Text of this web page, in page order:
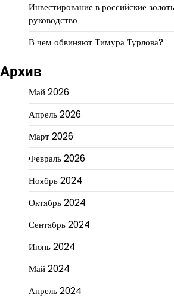
Инвестирование в российские
руководство
В чем обвиняют Тимура Турлова?
Архив
Май 2026
Апрель 2026
Март 2026
Февраль 2026
Ноябрь 2024
Октябрь 2024
Сентябрь 2024
Июнь 2024
Май 2024
Апрель 2024